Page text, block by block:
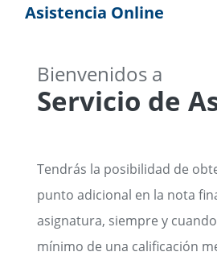
Asistencia Online
Bienvenidos a
Servicio de
Tendrás la posibilidad de
punto adicional en la nota
asignatura, siempre y
mínimo de una calificación